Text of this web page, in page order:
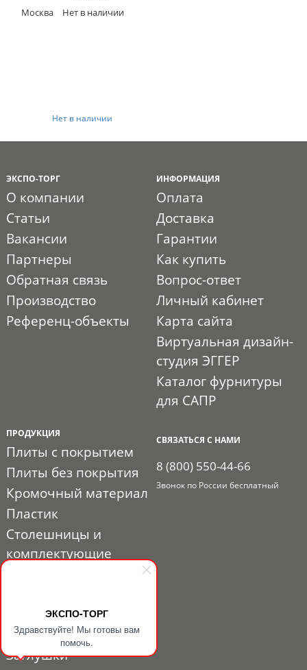
ЭКСПО-ТОРГ
Здравствуйте! Мы готовы вам
помочь.
Москва
Нет в наличии
Нет в наличии
ЭКСПО-ТОРГ
О компании
Статьи
Вакансии
Партнеры
Обратная связь
Производство
Референц-объекты
ИНФОРМАЦИЯ
Оплата
Доставка
Гарантии
Как купить
Вопрос-ответ
Личный кабинет
Карта сайта
Виртуальная дизайн-
студия ЭГГЕР
Каталог фурнитуры
для САПР
ПРОДУКЦИЯ
Плиты с покрытием
Плиты без покрытия
Кромочный материал
Пластик
Столешницы и
комплектующие
Расходные материалы
Выставочный профиль
и фурнитура
Заглушки
СВЯЗАТЬСЯ С НАМИ
8 (800) 550-44-66
Звонок по России бесплатный